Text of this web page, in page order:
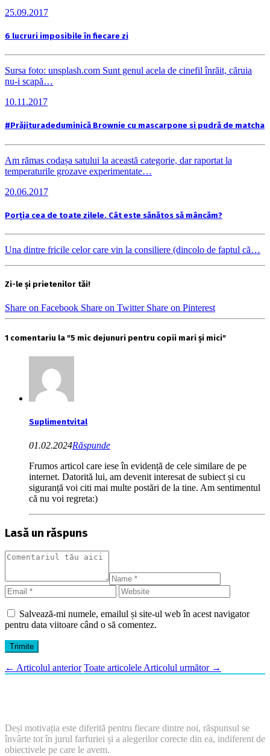
25.09.2017
6 lucruri imposibile în fiecare zi
Sursa foto: unsplash.com Sunt genul acela de cinefil înrăit, căruia
nu-i scapă…
10.11.2017
#Prăjituradeduminică Brownie cu mascarpone si pudră de matcha
Am rămas codașa satului la această categorie, dar raportat la
temperaturile grozave experimentate…
20.06.2017
Porția cea de toate zilele. Cât este sănătos să mâncăm?
Una dintre fricile celor care vin la consiliere (dincolo de faptul că…
Zi-le și prietenilor tăi!
Share on Facebook Share on Twitter Share on Pinterest
1 comentariu la "5 mic dejunuri pentru copii mari și mici"
Suplimentvital
01.02.2024Răspunde
Frumos articol care iese în evidență de cele similare de pe
internet. Datorită lui, am devenit interesat de subiect și cu
siguranță voi citi mai multe postări de la tine. Am sentimentul
că nu voi regreta:)
Lasă un răspuns
Salvează-mi numele, emailul și site-ul web în acest navigator
pentru data viitoare când o să comentez.
← Articolul anterior Toate articoleleArticolul următor →
Deși motivația este diferită pentru fiecare dintre noi, răspunsul se
învârte tot în jurul farfuriei și a alegerilor corecte din ea, indiferent de
obiectivele pe care le avem.